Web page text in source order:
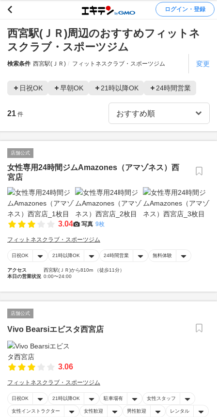
ログイン・登録
西宮駅(ＪＲ)周辺のおすすめフィットネ
スクラブ・スポーツジム
検索条件 西宮駅(ＪＲ) フィットネスクラブ・スポーツジム 変更
日祝OK 早朝OK 21時以降OK 24時間営業
21 件
店舗公式
女性専用24時間ジムAmazones（アマゾネス）西
宮店
3.04 写真 9枚
フィットネスクラブ・スポーツジム
日祝OK 21時以降OK 24時間営業 無料体験
アクセス
西宮駅(ＪＲ)から810m （徒歩11分）
本日の営業状況 0:00〜24:00
店舗公式
Vivo Bearsiエビスタ西宮店
3.06
フィットネスクラブ・スポーツジム
日祝OK 21時以降OK 駐車場有 女性スタッフ
女性インストラクター 女性歓迎 男性歓迎 レンタル